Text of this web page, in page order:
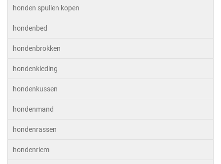
honden spullen kopen
hondenbed
hondenbrokken
hondenkleding
hondenkussen
hondenmand
hondenrassen
hondenriem